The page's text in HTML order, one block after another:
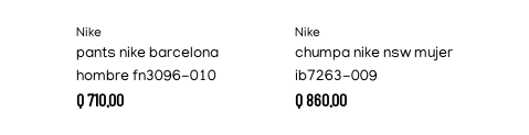
Nike
pants nike barcelona
hombre fn3096-010
Q71000
Nike
chumpa nike nsw mujer
ib7263-009
Q86000